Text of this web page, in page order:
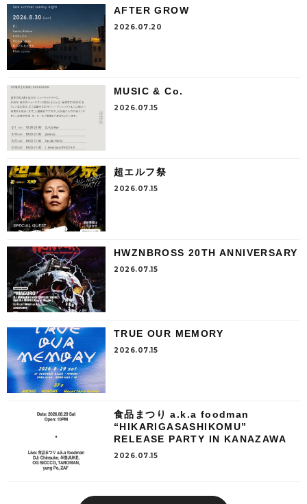
AFTER GROW
2026.07.20
MUSIC & Co.
2026.07.15
超エルフ祭
2026.07.15
HWZNBROSS 20TH ANNIVERSARY
2026.07.15
TRUE OUR MEMORY
2026.07.15
食品まつり a.k.a foodman
“HIKARIGASASHIKOMU”
RELEASE PARTY IN KANAZAWA
2026.07.15